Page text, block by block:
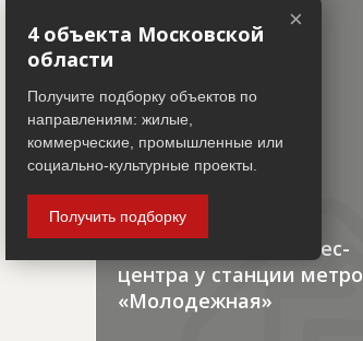
31.07.2026
Городская хроника
В Москве началось
строительство бизнес-
центра у станции метро
«Молодежная»
×
4 объекта Московской
области
Получите подборку объектов по
направлениям: жилые,
коммерческие, промышленные или
социально-культурные проекты.
Получить подборку